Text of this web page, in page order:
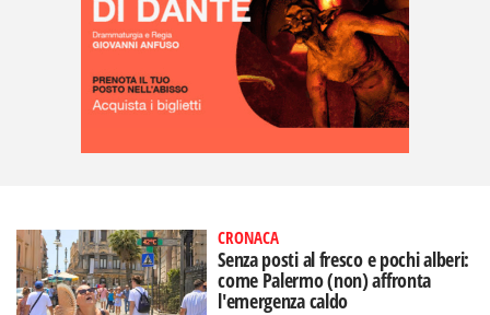
CRONACA
Senza posti al fresco e pochi alberi:
come Palermo (non) affronta
l'emergenza caldo